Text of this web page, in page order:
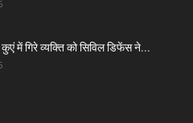
में गिरे व्यक्ति को सिविल डिफेंस ने...